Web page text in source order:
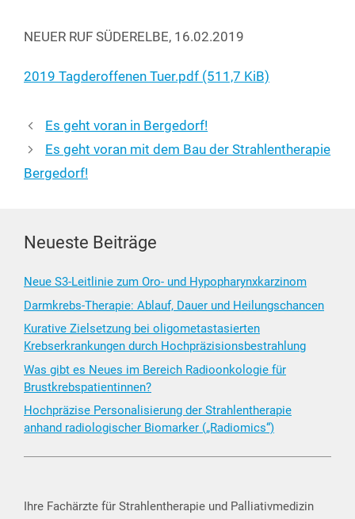
NEUER RUF SÜDERELBE, 16.02.2019
2019 Tagd­er­of­fe­nen Tuer.pdf (511,7 KiB)
Es geht voran in Bergedorf!
Es geht voran mit dem Bau der Strahlentherapie
Bergedorf!
Neueste Beiträge
Neue S3-Leitlinie zum Oro- und Hypopharynxkarzinom
Darmkrebs-Therapie: Ablauf, Dauer und Heilungschancen
Kurative Zielsetzung bei oligometastasierten
Krebserkrankungen durch Hochpräzisionsbestrahlung
Was gibt es Neues im Bereich Radioonkologie für
Brustkrebspatientinnen?
Hochpräzise Personalisierung der Strahlentherapie
anhand radiologischer Biomarker („Radiomics“)
Ihre Fachärzte für Strahlentherapie und Palliativmedizin